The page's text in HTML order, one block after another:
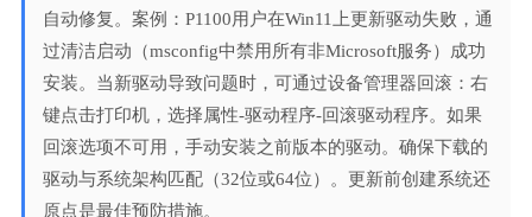
自动修复。案例：P1100用户在Win11上更新驱动失败，通
过清洁启动（msconfig中禁用所有非Microsoft服务）成功
安装。当新驱动导致问题时，可通过设备管理器回滚：右
键点击打印机，选择属性-驱动程序-回滚驱动程序。如果
回滚选项不可用，手动安装之前版本的驱动。确保下载的
驱动与系统架构匹配（32位或64位）。更新前创建系统还
原点是最佳预防措施。